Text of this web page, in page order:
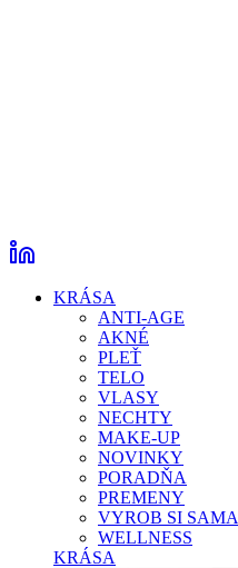
KRÁSA
ANTI-AGE
AKNÉ
PLEŤ
TELO
VLASY
NECHTY
MAKE-UP
NOVINKY
PORADŇA
PREMENY
VYROB SI SAMA
WELLNESS
KRÁSA